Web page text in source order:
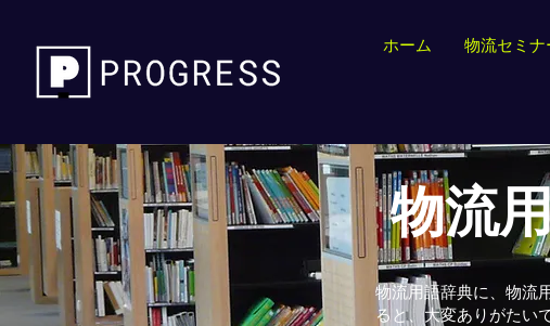
ホーム 物流セミナ
物流
物流用語辞典に、物流
ると、大変ありがたい